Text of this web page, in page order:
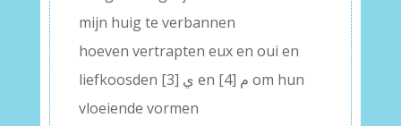
mijn huig te verbannen
hoeven vertrapten eux en oui en
liefkoosden [3] ي en [4] م om hun
vloeiende vormen